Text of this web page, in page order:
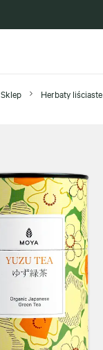
Sklep Herbaty liściaste